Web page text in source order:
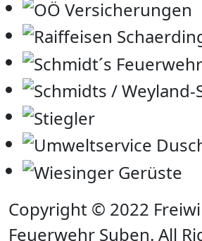
Copyright © 2022
Feuerwehr Suben. All